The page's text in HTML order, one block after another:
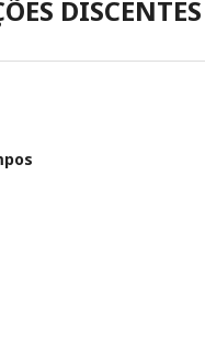
DISCENTES